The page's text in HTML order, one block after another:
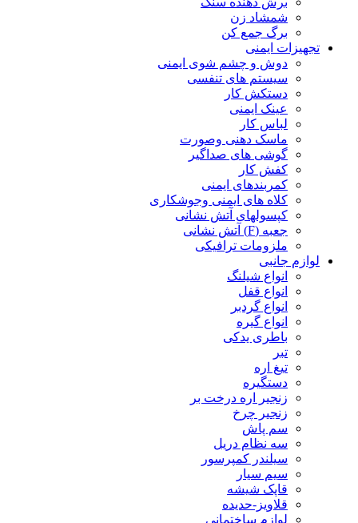
شمشاد زن
برگ جمع کن
تجهیزات ایمنی
دوش و چشم شوی ایمنی
سیستم های تنفسی
دستکش کار
عینک ایمنی
لباس کار
ماسک دهنی وصورت
گوشی های صداگیر
کفش کار
کمربندهای ایمنی
کلاه های ایمنی وجوشکاری
کپسولهای آتش نشانی
جعبه (F) آتش نشانی
ملزومات ترافیکی
لوازم جانبی
انواع شیلنگ
انواع قفل
انواع گردبر
انواع گیره
باطری یدکی
تبر
تیغ اره
دستگیره
زنجیر اره درخت بر
زنجیر چرخ
سم پاش
سه نظام دریل
سیلندر کمپرسور
سیم سیار
قاپک شیشه
قلاویز-حدیده
لوازم ساختمانی